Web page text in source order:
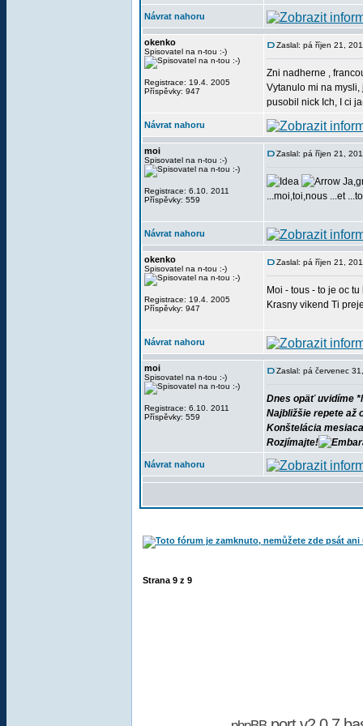
Návrat nahoru
okenko
Spisovatel na n-tou :-)
Registrace: 19.4. 2005
Příspěvky: 947
Zaslal: pá říjen 21,
Zni nadherne ,
Vytanulo mi na mysli,
pusobil nick Ich, I ci
Návrat nahoru
moi
Spisovatel na n-tou :-)
Registrace: 6.10. 2011
Příspěvky: 559
Zaslal: pá říjen 21,
...moi,toi,nous ...et
Návrat nahoru
okenko
Spisovatel na n-tou :-)
Registrace: 19.4. 2005
Příspěvky: 947
Zaslal: pá říjen 21,
Moi - tous - to je oc
Krasny vikend Ti
Návrat nahoru
moi
Spisovatel na n-tou :-)
Registrace: 6.10. 2011
Příspěvky: 559
Zaslal: pá červenec
Dnes opäť uvidíme
Najbližšie repete až
Konštelácia
Rozjímajte!
Návrat nahoru
Strana 9 z 9